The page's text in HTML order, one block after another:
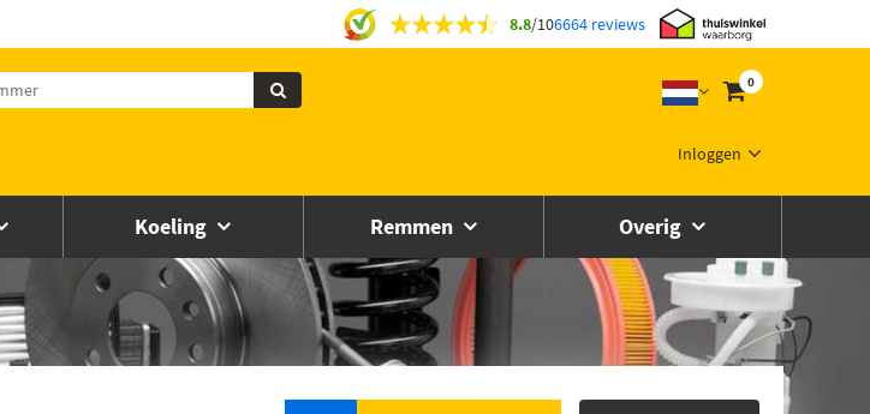
8.8/106664 reviews
0
Inloggen
Koeling Remmen Overig